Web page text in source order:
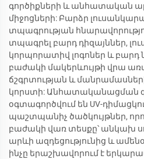
գործիքների և անհատական
միջոցների: Բարձր
տպագրության
տպագրել բարդ դիզայններ,
կորպորատիվ լոգոներ և բարդ
բաժակի մակերևույթի վրա
ճշգրտության և
կորստի: Անհատականացման
օգտագործվում են UV-
պաշտպանիչ ծածկույթներ,
բաժակի վառ տեսքը՝ անկախ
արևի ազդեցությունից և
ինչը երաշխավորում է